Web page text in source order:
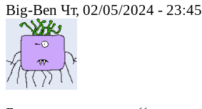
Big-Ben Чт, 02/05/2024 - 23:45